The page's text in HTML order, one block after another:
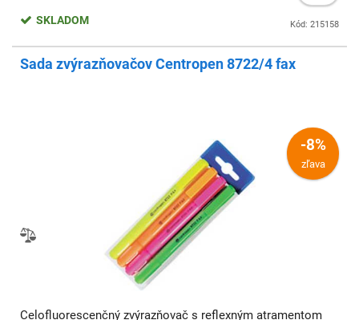
Kód: 215158
SKLADOM
Sada zvýrazňovačov Centropen 8722/4 fax
-8%
zľava
Celofluorescenčný zvýrazňovač s reflexným atramentom